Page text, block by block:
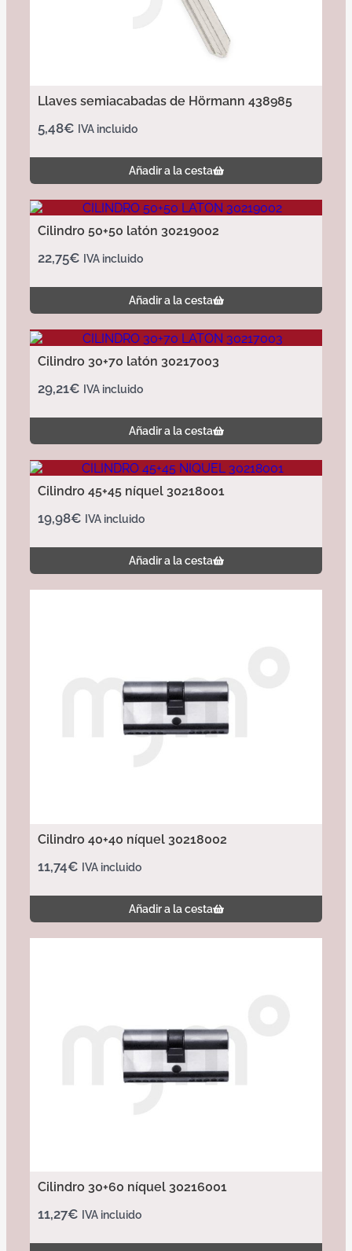
Llaves semiacabadas de Hörmann 438985
5,48€ IVA incluido
Añadir a la cesta
Cilindro 50+50 latón 30219002
22,75€ IVA incluido
Añadir a la cesta
Cilindro 30+70 latón 30217003
29,21€ IVA incluido
Añadir a la cesta
Cilindro 45+45 níquel 30218001
19,98€ IVA incluido
Añadir a la cesta
Cilindro 40+40 níquel 30218002
11,74€ IVA incluido
Añadir a la cesta
Cilindro 30+60 níquel 30216001
11,27€ IVA incluido